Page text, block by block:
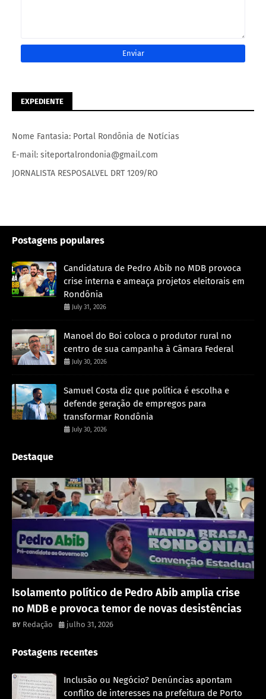
EXPEDIENTE
Nome Fantasia: Portal Rondônia de Notícias
E-mail: siteportalrondonia@gmail.com
JORNALISTA RESPOSALVEL DRT 1209/RO
Postagens populares
Candidatura de Pedro Abib no MDB provoca
crise interna e ameaça projetos eleitorais em
Rondônia
July 31, 2026
Manoel do Boi coloca o produtor rural no
centro de sua campanha à Câmara Federal
July 30, 2026
Samuel Costa diz que política é escolha e
defende geração de empregos para
transformar Rondônia
July 30, 2026
Destaque
Isolamento político de Pedro Abib amplia crise
no MDB e provoca temor de novas desistências
Redação julho 31, 2026
Postagens recentes
Inclusão ou Negócio? Denúncias apontam
conflito de interesses na prefeitura de Porto